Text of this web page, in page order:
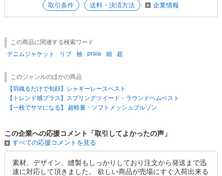
細部にまでこだわり、シンプルながらも洗練された印象を与えます。
取引条件 送料・決済方法 企業情報
この商品に関連する検索ワード
デニムジャケット
リブ 袖 praia 細 超
このジャンルのほかの商品
【羽織るだけで旬顔】シャギーレースベスト
【トレンド感プラス】スプリングツイード・ラウンドヘムベスト
【一枚でサマになる】 超軽量・ソフトメッシュブルゾン
この企業への応援コメント「取引してよかったの声」
すべての応援コメントを見る
素材、デザイン、縫製もしっかりしており注文から発送まで迅
速に対応して頂きました。 欲しい商品が売場にすぐ入荷出来る